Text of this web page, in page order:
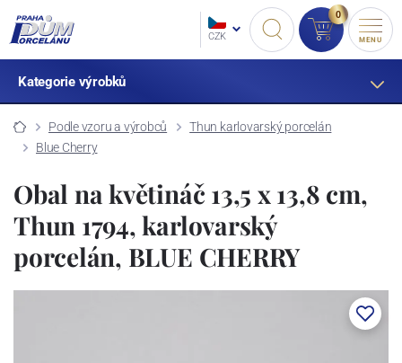
CZK
0
MENU
Kategorie výrobků
Podle vzoru a výrobců
Thun karlovarský porcelán
Blue Cherry
Obal na květináč 13,5 x 13,8 cm,
Thun 1794, karlovarský
porcelán, BLUE CHERRY